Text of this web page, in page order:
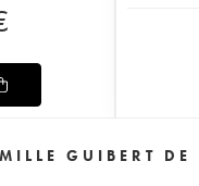
GUIBERT DE